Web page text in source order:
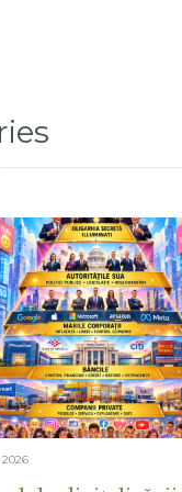
2026